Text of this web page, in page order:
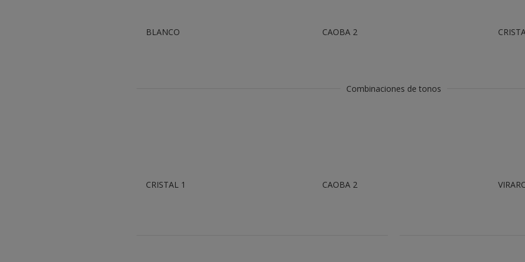
BLANCO CAOBA 2
Combinaciones de tonos
CRISTAL 1 CAOBA 2